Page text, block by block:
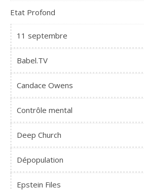
Etat Profond
11 septembre
Babel.TV
Candace Owens
Contrôle mental
Deep Church
Dépopulation
Epstein Files